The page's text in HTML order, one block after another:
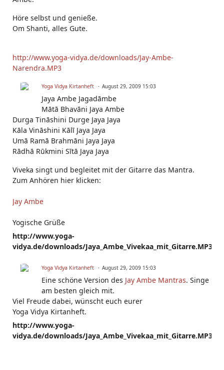
Höre selbst und genieße.
Om Shanti, alles Gute.
http://www.yoga-vidya.de/downloads/Jay-Ambe-
Narendra.MP3
Yoga Vidya Kirtanheft August 29, 2009 15:03
Jaya Ambe Jagadāmbe
Mātā Bhavāni Jaya Ambe
Durga Tināshini Durge Jaya Jaya
Kāla Vināshini Kālī Jaya Jaya
Umā Ramā Brahmāni Jaya Jaya
Rādhā Rūkmini Sītā Jaya Jaya
Viveka singt und begleitet mit der Gitarre das Mantra.
Zum Anhören hier klicken:
Jay Ambe
Yogische Grüße
http://www.yoga-
vidya.de/downloads/Jaya_Ambe_Vivekaa_mit_Gitarre.MP3
Yoga Vidya Kirtanheft August 29, 2009 15:03
Eine schöne Version des Jay Ambe Mantras. Singe
am besten gleich mit.
Viel Freude dabei, wünscht euch eurer
Yoga Vidya Kirtanheft.
http://www.yoga-
vidya.de/downloads/Jaya_Ambe_Vivekaa_mit_Gitarre.MP3